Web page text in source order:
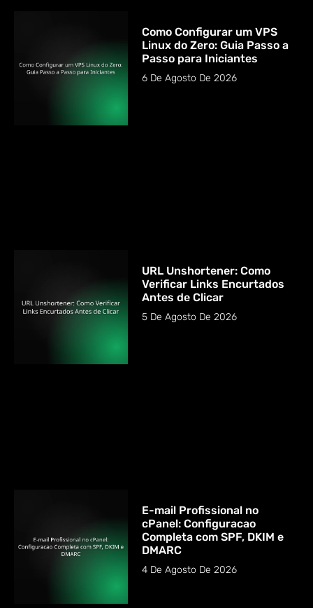
Como Configurar um VPS
Linux do Zero: Guia Passo a
Passo para Iniciantes
6 De Agosto De 2026
URL Unshortener: Como
Verificar Links Encurtados
Antes de Clicar
5 De Agosto De 2026
E-mail Profissional no
cPanel: Configuracao
Completa com SPF, DKIM e
DMARC
4 De Agosto De 2026